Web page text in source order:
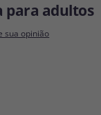
para adultos
sua opinião